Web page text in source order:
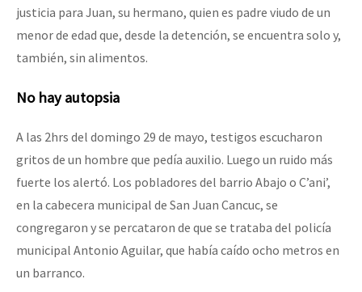
justicia para Juan, su hermano, quien es padre viudo de un
menor de edad que, desde la detención, se encuentra solo y,
también, sin alimentos.
No hay autopsia
A las 2hrs del domingo 29 de mayo, testigos escucharon
gritos de un hombre que pedía auxilio. Luego un ruido más
fuerte los alertó. Los pobladores del barrio Abajo o C’ani’,
en la cabecera municipal de San Juan Cancuc, se
congregaron y se percataron de que se trataba del policía
municipal Antonio Aguilar, que había caído ocho metros en
un barranco.